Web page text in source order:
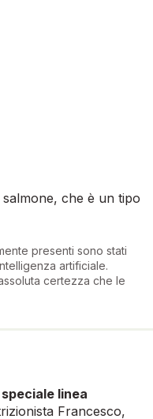
che è un tipo
presenti sono stati
artificiale.
certezza che le
speciale linea
Francesco,